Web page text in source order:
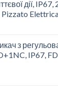
дії, IP67,
з
IP67,